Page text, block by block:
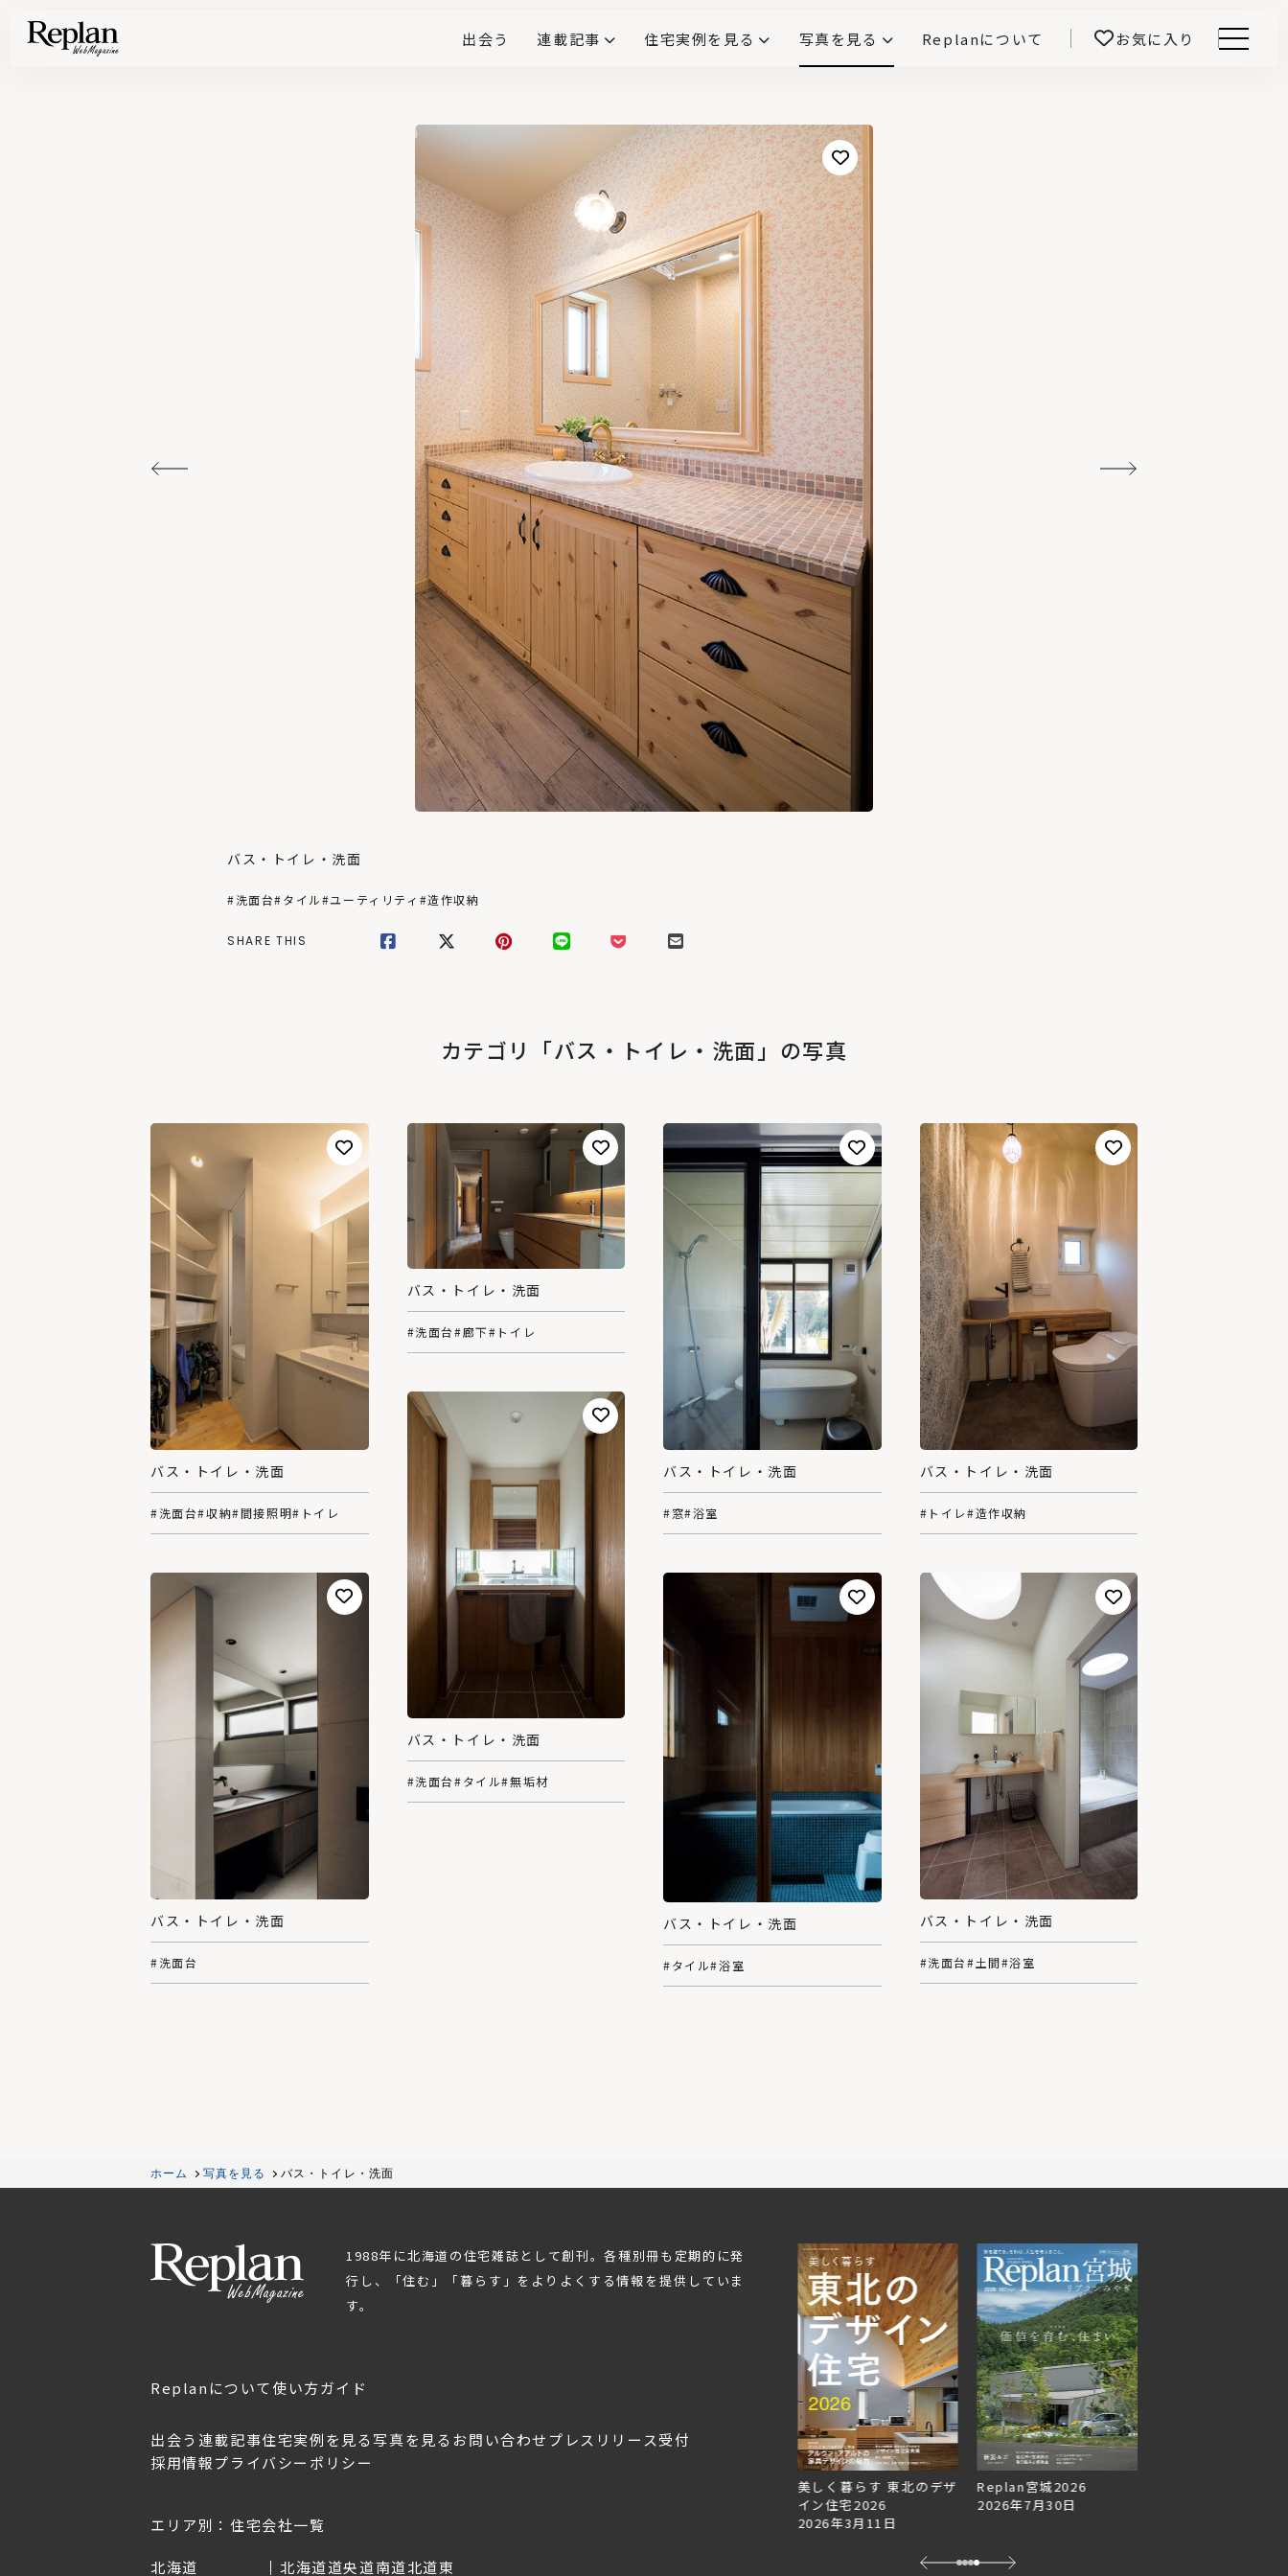
出会う 連載記事 住宅実例を見る 写真を見る Replanについて お気に入り
バス・トイレ・洗面
#洗面台#タイル#ユーティリティ #造作収納
SHARE THIS
カテゴリ「バス・トイレ・洗面」の写真
バス・トイレ・洗面
#洗面台#収納#間接照明#トイレ
バス・トイレ・洗面
#洗面台#廊下#トイレ
バス・トイレ・洗面
#窓#浴室
バス・トイレ・洗面
#トイレ#造作収納
バス・トイレ・洗面
#洗面台#タイル#無垢材
バス・トイレ・洗面
#洗面台
バス・トイレ・洗面
#タイル#浴室
バス・トイレ・洗面
#洗面台#土間#浴室
ホーム 写真を見る バス・トイレ・洗面
1988年に北海道の住宅雑誌として創刊。各種別冊も定期的に発
行し、「住む」「暮らす」をよりよくする情報を提供していま
す。
Replanについて使い方ガイド
出会う 連載記事住宅実例を見る写真を見る お問い合わせ プレスリリース受付
採用情報プライバシーポリシー
エリア別：住宅会社一覧
北海道 北海道道央道南道北道東
2026年3月11日
美しく暮らす 東北のデザ
イン住宅2026
2026年3月11日
Replan宮城2026
2026年7月30日